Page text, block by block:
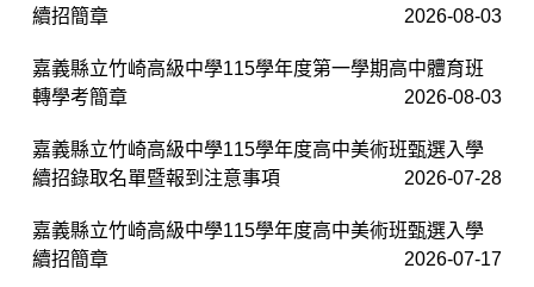
續招簡章
2026-08-03
嘉義縣立竹崎高級中學115學年度第一學期高中體育班
轉學考簡章
2026-08-03
嘉義縣立竹崎高級中學115學年度高中美術班甄選入學
續招錄取名單暨報到注意事項
2026-07-28
嘉義縣立竹崎高級中學115學年度高中美術班甄選入學
續招簡章
2026-07-17